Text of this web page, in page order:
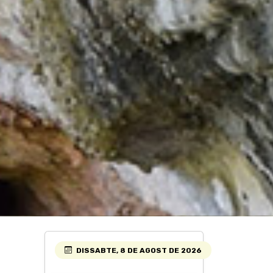
DISSABTE, 8 DE AGOST DE 2026